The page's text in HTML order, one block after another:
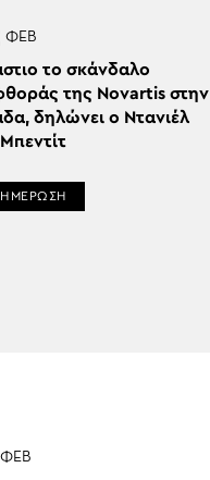
ΦΕΒ
το σκάνδαλο
της Novartis στην
δηλώνει ο Ντανιέλ
ΦΕΒ